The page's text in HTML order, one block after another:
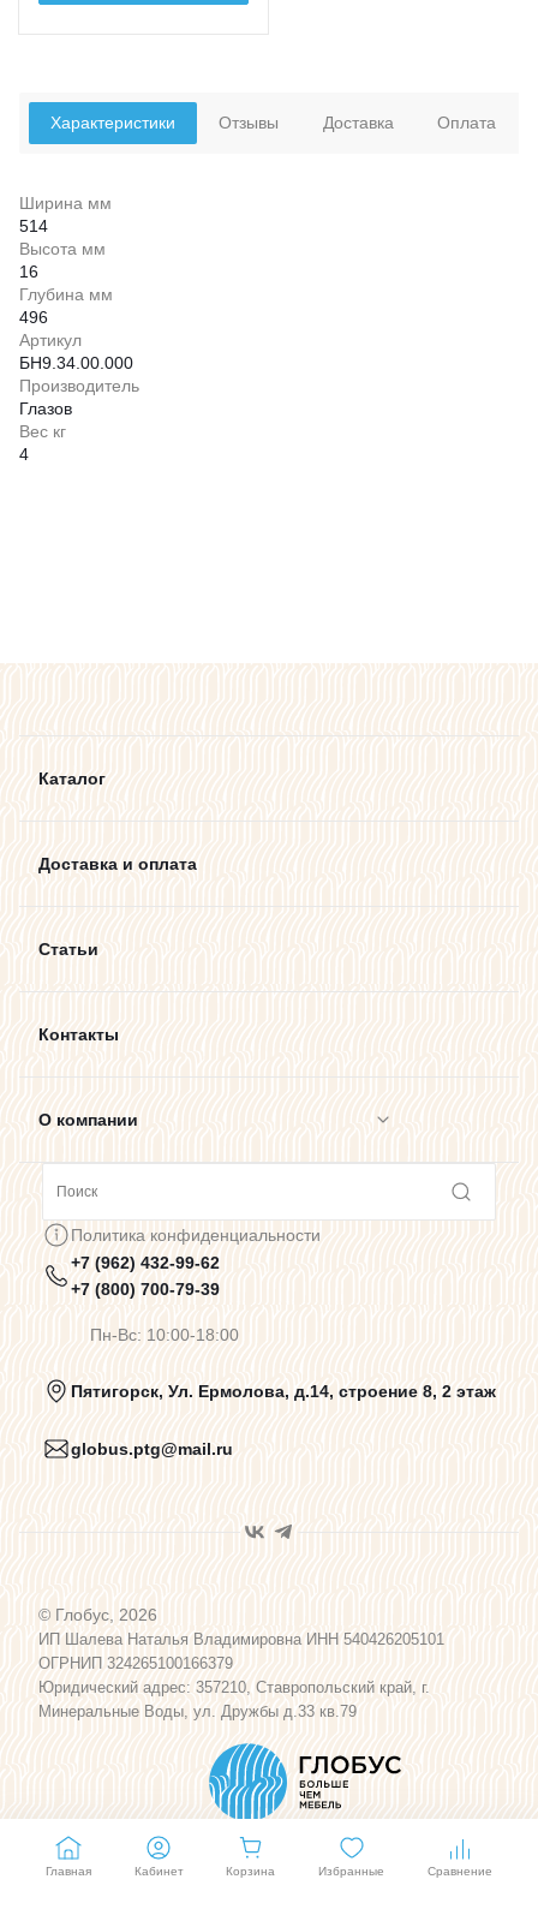
Характеристики
Ширина мм
514
Высота мм
16
Глубина мм
496
Артикул
БН9.34.00.000
Производитель
Глазов
Вес кг
4
Отзывы Доставка Оплата
Каталог
Доставка и оплата
Статьи
Контакты
О компании
Предупреждения о цветопередаче
Политика конфиденциальности
Пользовательское соглашение
Программа лояльности
Карта сайта
Политика конфиденциальности
+7 (962) 432-99-62
+7 (800) 700-79-39
Пн-Вс: 10:00-18:00
Пятигорск, Ул. Ермолова, д.14, строение 8, 2 этаж
globus.ptg@mail.ru
© Глобус, 2026
ИП Шалева Наталья Владимировна ИНН 540426205101
ОГРНИП 324265100166379
Юридический адрес: 357210, Ставропольский край, г.
Минеральные Воды, ул. Дружбы д.33 кв.79
Главная Кабинет Корзина Избранные Сравнение